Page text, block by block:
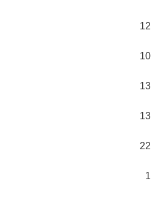
12
10
13
13
22
1